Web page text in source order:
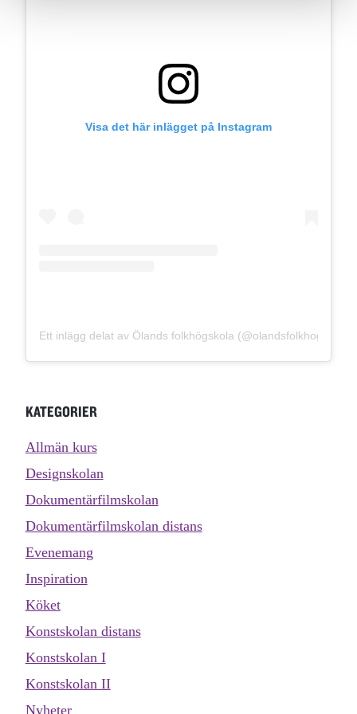
Visa det här inlägget på Instagram
Ett inlägg delat av Ölands folkhögskola (@olandsfolkhogskola)
KATEGORIER
Allmän kurs
Designskolan
Dokumentärfilmskolan
Dokumentärfilmskolan distans
Evenemang
Inspiration
Köket
Konstskolan distans
Konstskolan I
Konstskolan II
Nyheter